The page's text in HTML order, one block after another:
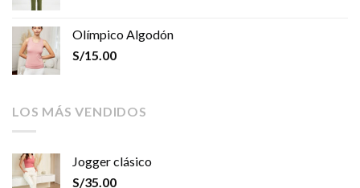
Olímpico Algodón
S/15.00
LOS MÁS VENDIDOS
Jogger clásico
S/35.00